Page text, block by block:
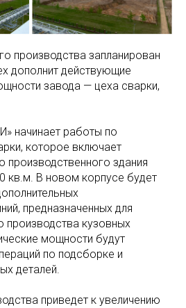
производства запланирован
дополнит действующие
завода — цеха сварки,
начинает работы по
которое включает
производственного здания
кв.м. В новом корпусе будет
предназначенных для
производства кузовных
мощности будут
по подсборке и
деталей.
приведет к увеличению